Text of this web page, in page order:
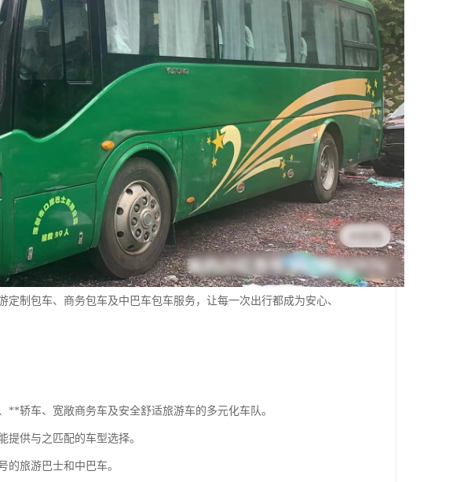
制包车、商务包车及中巴车包车服务，让每一次出行都成为安心、
轿车、宽敞商务车及安全舒适旅游车的多元化车队。
供与之匹配的车型选择。
的旅游巴士和中巴车。